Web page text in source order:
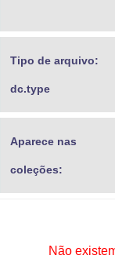
Tipo de arquivo:
dc.type
Aparece nas
coleções:
Não